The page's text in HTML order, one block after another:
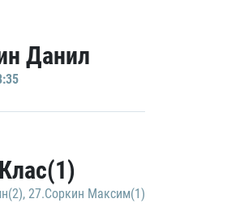
Данил
, 27.Соркин Максим(1)